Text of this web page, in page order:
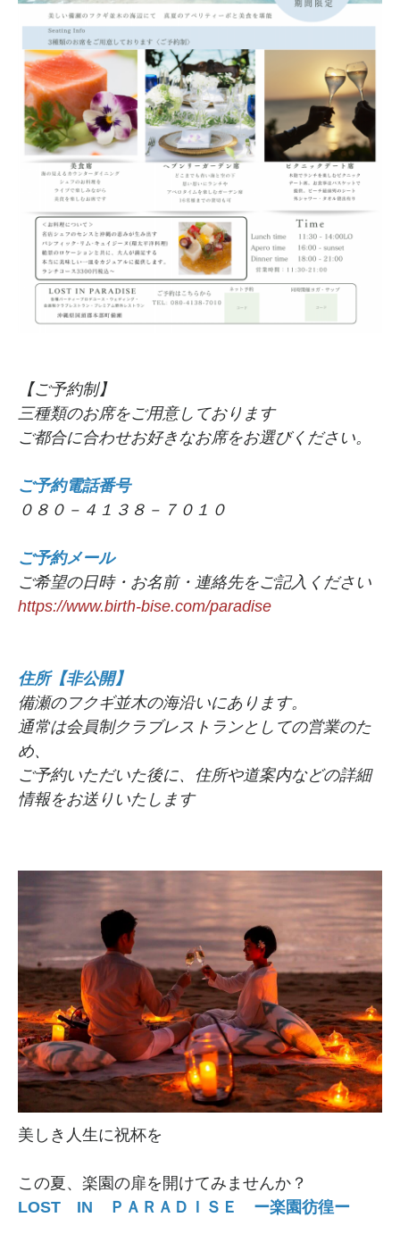
【ご予約制】
三種類のお席をご用意しております
ご都合に合わせお好きなお席をお選びください。
ご予約電話番号
０８０－４１３８－７０１０
ご予約メール
ご希望の日時・お名前・連絡先をご記入ください
https://www.birth-bise.com/paradise
住所【非公開】
備瀬のフクギ並木の海沿いにあります。
通常は会員制クラブレストランとしての営業のた
め、
ご予約いただいた後に、住所や道案内などの詳細
情報をお送りいたします
美しき人生に祝杯を
この夏、楽園の扉を開けてみませんか？
LOST IN ＰＡＲＡＤＩＳＥ ー楽園彷徨ー